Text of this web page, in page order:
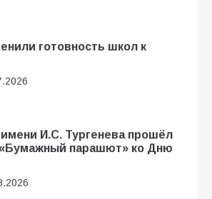
готовность школ к
И.С. Тургенева прошёл
«Бумажный парашют» ко Дню